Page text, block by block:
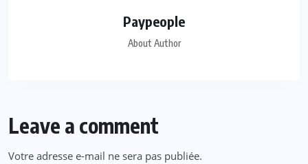
Paypeople
About Author
Leave a comment
Votre adresse e-mail ne sera pas publiée.